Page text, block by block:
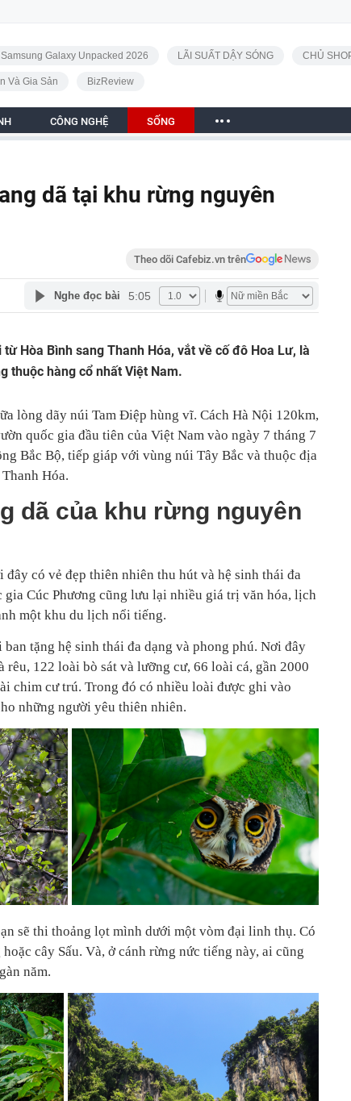
Samsung Galaxy Unpacked 2026 LÃI SUẤT DẬY SÓNG CHỦ
Và Gia Sản BizReview
CÔNG NGHỆ SỐNG
dã tại khu rừng nguyên
Theo dõi Cafebiz.vn trên
Nghe đọc bài 5:05
Hòa Bình sang Thanh Hóa, vắt về cố đô Hoa Lư, là
thuộc hàng cổ nhất Việt Nam.
lòng dãy núi Tam Điệp hùng vĩ. Cách Hà Nội 120km,
quốc gia đầu tiên của Việt Nam vào ngày 7 tháng 7
Bắc Bộ, tiếp giáp với vùng núi Tây Bắc và thuộc địa
Hóa.
dã của khu rừng nguyên
có vẻ đẹp thiên nhiên thu hút và hệ sinh thái đa
Cúc Phương cũng lưu lại nhiều giá trị văn hóa, lịch
một khu du lịch nổi tiếng.
tặng hệ sinh thái đa dạng và phong phú. Nơi đây
122 loài bò sát và lưỡng cư, 66 loài cá, gần 2000
chim cư trú. Trong đó có nhiều loài được ghi vào
những người yêu thiên nhiên.
sẽ thi thoảng lọt mình dưới một vòm đại linh thụ. Có
cây Sấu. Và, ở cánh rừng nức tiếng này, ai cũng
năm.